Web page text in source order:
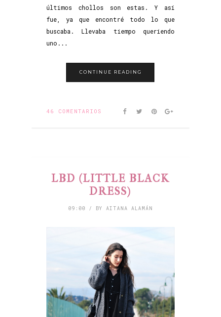
últimos chollos son estas. Y así
fue, ya que encontré todo lo que
buscaba. Llevaba tiempo queriendo
uno...
CONTINUE READING
46 COMENTARIOS
LBD (LITTLE BLACK
DRESS)
09:00 / BY AITANA ALAMÁN